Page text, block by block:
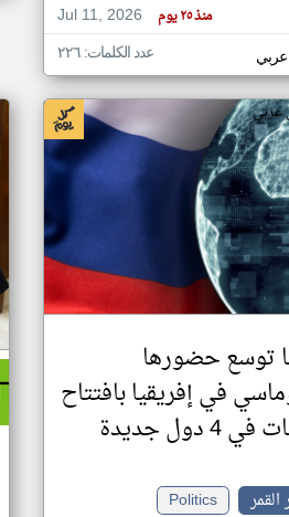
Jul 11, 2026
منذ ٢٥ يوم
عربي عدد الكلمات: ٢٢٦
عربي
توسع حضورها
في إفريقيا بافتتاح
دول جديدة
Politics